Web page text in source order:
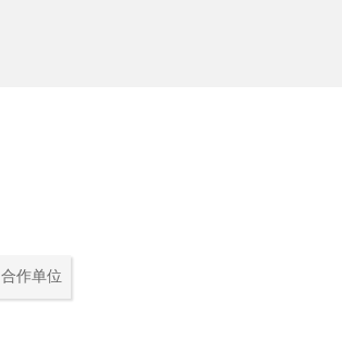
合作单位